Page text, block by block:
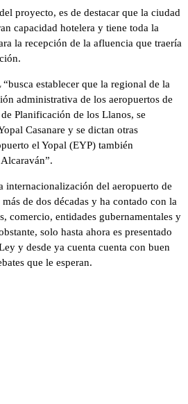
proyecto, es de destacar que la ciudad
capacidad hotelera y tiene toda la
la recepción de la afluencia que traería
establecer que la regional de la
administrativa de los aeropuertos de
Planificación de los Llanos, se
Casanare y se dictan otras
el Yopal (EYP) también
internacionalización del aeropuerto de
de dos décadas y ha contado con la
comercio, entidades gubernamentales y
solo hasta ahora es presentado
y desde ya cuenta cuenta con buen
que le esperan.